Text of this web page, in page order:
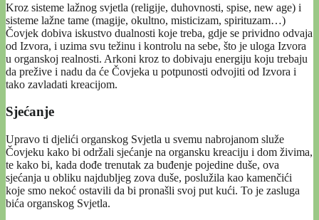
Kroz sisteme lažnog svjetla (religije, duhovnosti, spise, new age) i
sisteme lažne tame (magije, okultno, misticizam, spirituzam…)
Čovjek dobiva iskustvo dualnosti koje treba, gdje se prividno odvaja
od Izvora, i uzima svu težinu i kontrolu na sebe, što je uloga Izvora
u organskoj realnosti. Arkoni kroz to dobivaju energiju koju trebaju
da prežive i nadu da će Čovjeka u potpunosti odvojiti od Izvora i
tako zavladati kreacijom.
Sjećanje
Upravo ti djelići organskog Svjetla u svemu nabrojanom služe
Čovjeku kako bi održali sjećanje na organsku kreaciju i dom živima,
te kako bi, kada dođe trenutak za buđenje pojedine duše, ova
sjećanja u obliku najdubljeg zova duše, poslužila kao kamenčići
koje smo nekoć ostavili da bi pronašli svoj put kući. To je zasluga
bića organskog Svjetla.